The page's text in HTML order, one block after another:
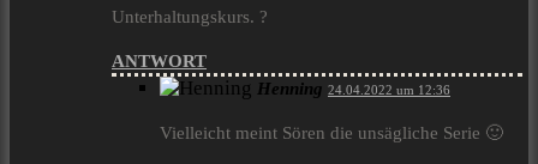
Unterhaltungskurs. ?
ANTWORT
Henning 24.04.2022 um 12:36
Vielleicht meint Sören die unsägliche Serie 🙂